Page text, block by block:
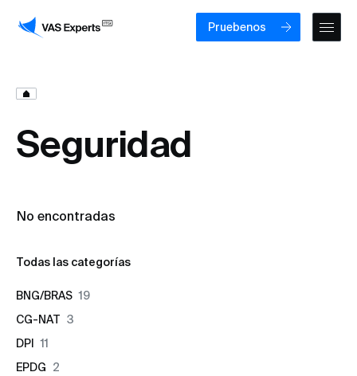
Pruebenos
Seguridad
No encontradas
Todas las categorías
BNG/BRAS 19
CG-NAT 3
DPI
11
EPDG
2